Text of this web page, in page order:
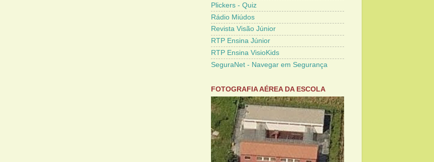
Plickers - Quiz
Rádio Miúdos
Revista Visão Júnior
RTP Ensina Júnior
RTP Ensina VisioKids
SeguraNet - Navegar em Segurança
FOTOGRAFIA AÉREA DA ESCOLA